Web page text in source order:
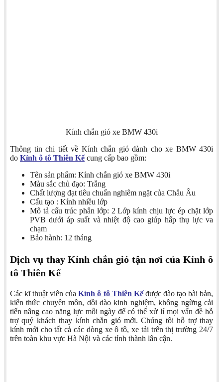
Kính chắn gió xe BMW 430i
Thông tin chi tiết về Kính chắn gió dành cho xe BMW 430i
do Kính ô tô Thiên Kếcung cấp bao gồm:
Tên sản phẩm: Kính chắn gió xe BMW 430i
Màu sắc chủ đạo: Trắng
Chất lượng đạt tiêu chuẩn nghiêm ngặt của Châu Âu
Cấu tạo : Kính nhiều lớp
Mô tả cấu trúc phân lớp: 2 Lớp kính chịu lực ép chặt lớp
PVB dưới áp suất và nhiệt độ cao giúp hấp thụ lực va
chạm
Bảo hành: 12 tháng
Dịch vụ thay Kính chắn gió tận nơi của Kính ô
tô Thiên Kế
Các kĩ thuật viên củaKính ô tô Thiên Kếđược đào tạo bài bản,
kiến thức chuyên môn, dồi dào kinh nghiệm, không ngừng cải
tiến nâng cao năng lực mỗi ngày để có thể xử lí mọi vấn đề hỗ
trợ quý khách thay kính chắn gió mới. Chúng tôi hỗ trợ thay
kính mới cho tất cả các dòng xe ô tô, xe tải trên thị trường 24/7
trên toàn khu vực Hà Nội và các tỉnh thành lân cận.